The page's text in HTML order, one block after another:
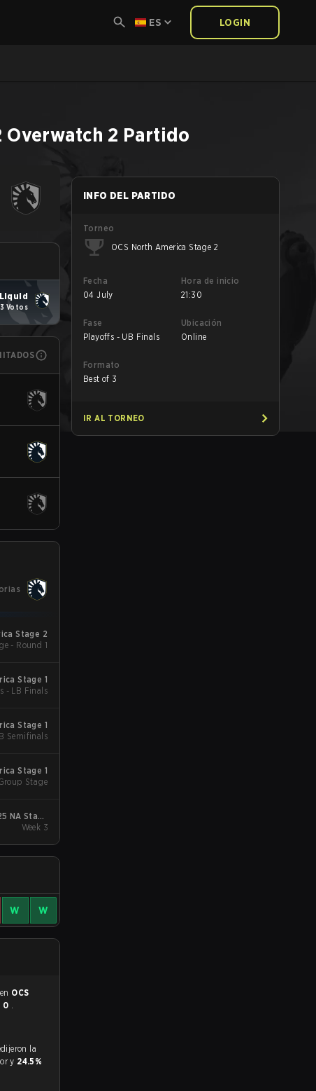
ES LOGIN
Overwatch 2 Partido
Votos
Stage 2
- Round 1
Stage 1
- LB Finals
Stage 1
Semifinals
Stage 1
Stage
NA Stage
Week 3
W W
OCS
0 .
y 24.5%
INFO DEL PARTIDO
Torneo
OCS North America Stage 2
Fecha
04 July
Hora de inicio
21:30
Fase
Playoffs - UB Finals
Ubicación
Online
Formato
Best of 3
IR AL TORNEO